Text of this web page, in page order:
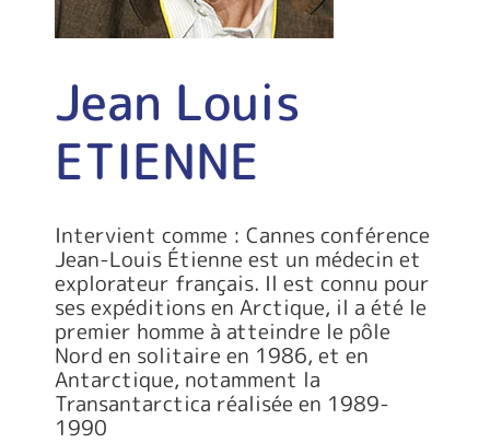
Jean Louis
ETIENNE
Intervient comme : Cannes conférence
Jean-Louis Étienne est un médecin et
explorateur français. Il est connu pour
ses expéditions en Arctique, il a été le
premier homme à atteindre le pôle
Nord en solitaire en 1986, et en
Antarctique, notamment la
Transantarctica réalisée en 1989-
1990